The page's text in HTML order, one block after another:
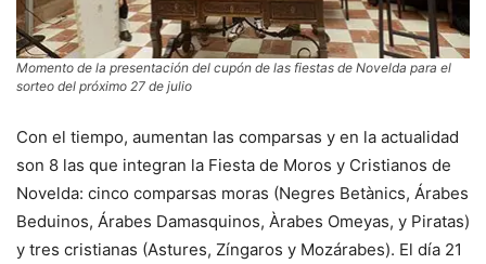
Momento de la presentación del cupón de las fiestas de Novelda para el
sorteo del próximo 27 de julio
Con el tiempo, aumentan las comparsas y en la actualidad
son 8 las que integran la Fiesta de Moros y Cristianos de
Novelda: cinco comparsas moras (Negres Betànics, Árabes
Beduinos, Árabes Damasquinos, Àrabes Omeyas, y Piratas)
y tres cristianas (Astures, Zíngaros y Mozárabes). El día 21